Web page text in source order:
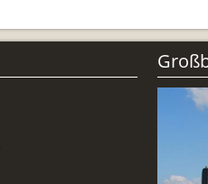
Reiseunterlagen
Reiseversicherung
Unterkünfte